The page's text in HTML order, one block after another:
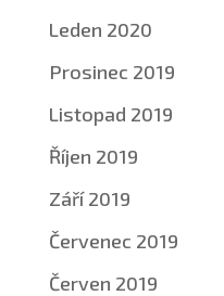
Leden 2020
Prosinec 2019
Listopad 2019
Říjen 2019
Září 2019
Červenec 2019
Červen 2019